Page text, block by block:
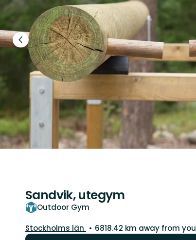
Previous
slide
Sandvik, utegym
Outdoor Gym
County:
Stockholms län
6818.42 km away from you